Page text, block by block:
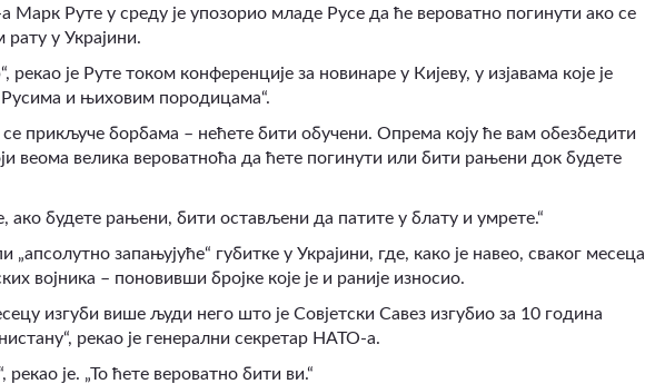
Марк Руте у среду је упозорио младе Русе да ће вероватно погинути ако се
рату у Украјини.
је Руте током конференције за новинаре у Кијеву, у изјавама које је
и њиховим породицама“.
прикључе борбама – нећете бити обучени. Опрема коју ће вам обезбедити
веома велика вероватноћа да ћете погинути или бити рањени док будете
ако будете рањени, бити остављени да патите у блату и умрете.“
„апсолутно запањујуће“ губитке у Украјини, где, како је навео, сваког месеца
војника – поновивши бројке које је и раније износио.
изгуби више људи него што је Совјетски Савез изгубио за 10 година
рекао је генерални секретар НАТО-а.
рекао је. „То ћете вероватно бити ви.“